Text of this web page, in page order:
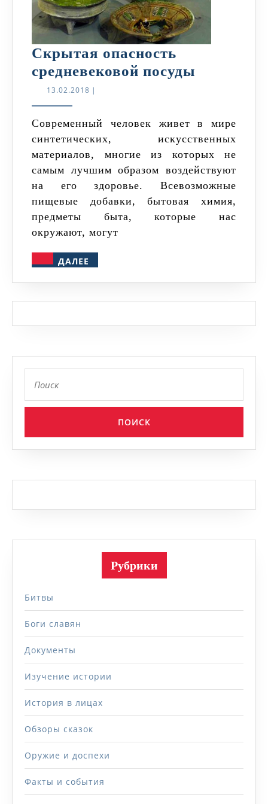
Скрытая опасность
средневековой посуды
посуды
13.02.2018 13.02.2018
|
Современный человек живет в мире
синтетических, искусственных
материалов, многие из которых не
самым лучшим образом воздействуют
на его здоровье. Всевозможные
пищевые добавки, бытовая химия,
предметы быта, которые нас
окружают, могут
ДАЛЕЕ
Рубрики
Битвы
Боги славян
Документы
Изучение истории
История в лицах
Обзоры сказок
Оружие и доспехи
Факты и события